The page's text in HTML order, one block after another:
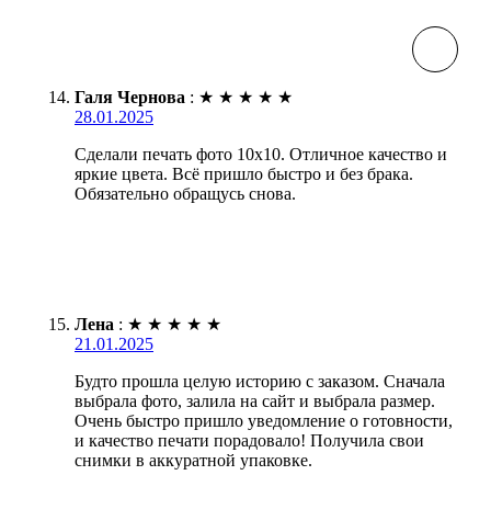
Галя Чернова : ★ ★ ★ ★ ★
28.01.2025
Сделали печать фото 10х10. Отличное качество и
яркие цвета. Всё пришло быстро и без брака.
Обязательно обращусь снова.
Лена : ★ ★ ★ ★ ★
21.01.2025
Будто прошла целую историю с заказом. Сначала
выбрала фото, залила на сайт и выбрала размер.
Очень быстро пришло уведомление о готовности,
и качество печати порадовало! Получила свои
снимки в аккуратной упаковке.